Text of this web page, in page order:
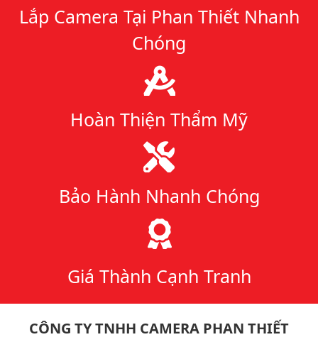
Lắp Camera Tại Phan Thiết Nhanh
Chóng
Hoàn Thiện Thẩm Mỹ
Bảo Hành Nhanh Chóng
Giá Thành Cạnh Tranh
CÔNG TY TNHH CAMERA PHAN THIẾT